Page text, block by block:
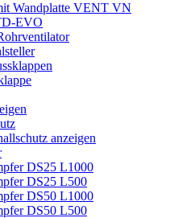
Wandplatte VENT VN
EVO
anzeigen
DS25 L1000
DS25 L500
DS50 L1000
DS50 L500